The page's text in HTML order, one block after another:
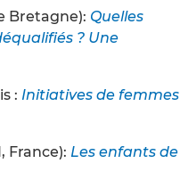
Bretagne): Quelles
? Une
: Initiatives de femmes
France): Les enfants de